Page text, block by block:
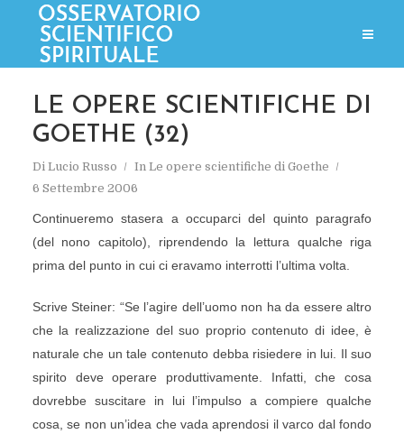
LE OPERE SCIENTIFICHE DI
GOETHE (32)
Di Lucio Russo In Le opere scientifiche di Goethe
6 Settembre 2006
Continueremo stasera a occuparci del quinto paragrafo
(del nono capitolo), riprendendo la lettura qualche riga
prima del punto in cui ci eravamo interrotti l’ultima volta.
Scrive Steiner: “Se l’agire dell’uomo non ha da essere altro
che la realizzazione del suo proprio contenuto di idee, è
naturale che un tale contenuto debba risiedere in lui. Il suo
spirito deve operare produttivamente. Infatti, che cosa
dovrebbe suscitare in lui l’impulso a compiere qualche
cosa, se non un’idea che vada aprendosi il varco dal fondo